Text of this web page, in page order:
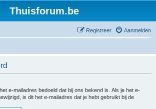
Thuisforum.be
Aanmelden
Registreer
e-mailadres bedoeld dat bij ons bekend is. Als je het e-
is dit het e-mailadres dat je hebt gebruikt bij de